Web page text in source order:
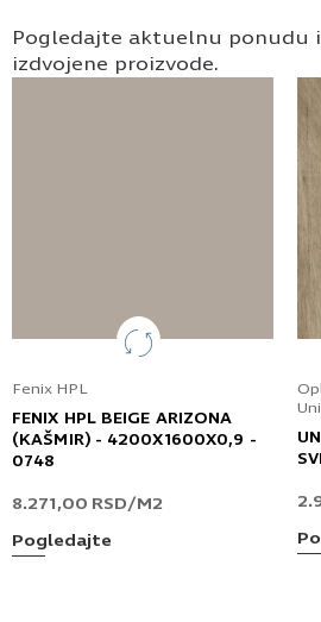
Pogledajte aktuelnu ponudu i
izdvojene proizvode.
Fenix HPL
FENIX HPL BEIGE ARIZONA
(KAŠMIR) - 4200X1600X0,9 -
0748
8.271,00 RSD/M2
Pogledajte